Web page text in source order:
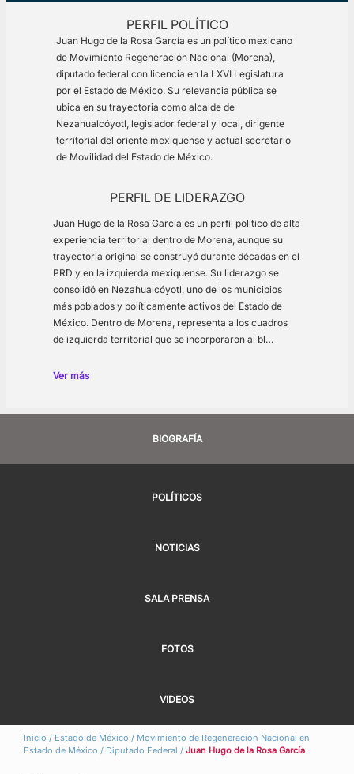
PERFIL POLÍTICO
Juan Hugo de la Rosa García es un político mexicano
de Movimiento Regeneración Nacional (Morena),
diputado federal con licencia en la LXVI Legislatura
por el Estado de México. Su relevancia pública se
ubica en su trayectoria como alcalde de
Nezahualcóyotl, legislador federal y local, dirigente
territorial del oriente mexiquense y actual secretario
de Movilidad del Estado de México.
PERFIL DE LIDERAZGO
Juan Hugo de la Rosa García es un perfil político de alta
experiencia territorial dentro de Morena, aunque su
trayectoria original se construyó durante décadas en el
PRD y en la izquierda mexiquense. Su liderazgo se
consolidó en Nezahualcóyotl, uno de los municipios
más poblados y políticamente activos del Estado de
México. Dentro de Morena, representa a los cuadros
de izquierda territorial que se incorporaron al bl…
Ver más
BIOGRAFÍA
POLÍTICOS
NOTICIAS
SALA PRENSA
FOTOS
VIDEOS
Inicio / Estado de México / Movimiento de Regeneración Nacional en
Estado de México / Diputado Federal / Juan Hugo de la Rosa García